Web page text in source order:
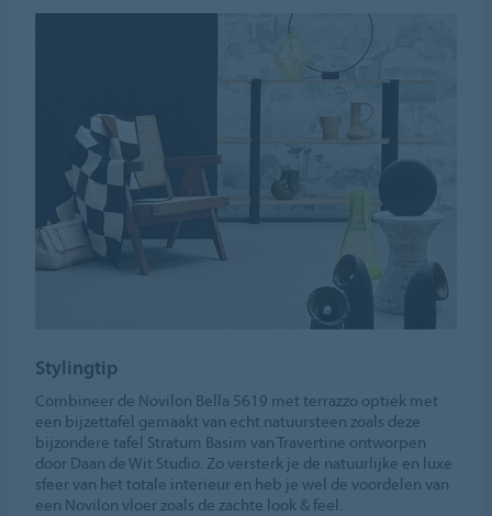
Stylingtip
Combineer de Novilon Bella 5619 met terrazzo optiek met
een bijzettafel gemaakt van echt natuursteen zoals deze
bijzondere tafel Stratum Basim van Travertine ontworpen
door Daan de Wit Studio. Zo versterk je de natuurlijke en luxe
sfeer van het totale interieur en heb je wel de voordelen van
een Novilon vloer zoals de zachte look & feel.